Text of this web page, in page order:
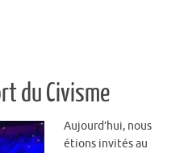
du Civisme
Aujourd’hui, nous
étions invités au